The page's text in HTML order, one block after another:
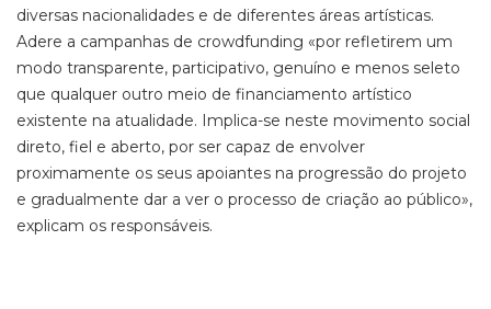
diversas nacionalidades e de diferentes áreas artísticas.
Adere a campanhas de crowdfunding «por refletirem um
modo transparente, participativo, genuíno e menos seleto
que qualquer outro meio de financiamento artístico
existente na atualidade. Implica-se neste movimento social
direto, fiel e aberto, por ser capaz de envolver
proximamente os seus apoiantes na progressão do projeto
e gradualmente dar a ver o processo de criação ao público»,
explicam os responsáveis.